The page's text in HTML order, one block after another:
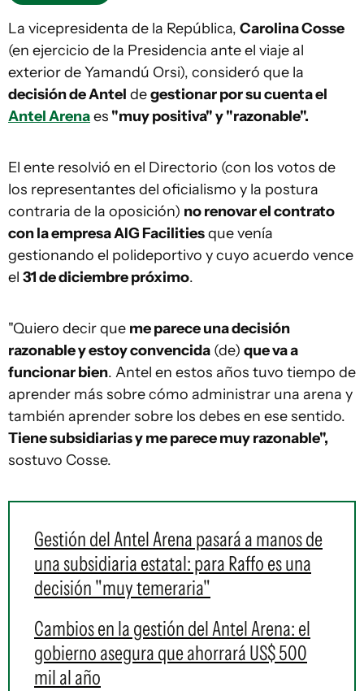
La vicepresidenta de la República, Carolina Cosse
(en ejercicio de la Presidencia ante el viaje al
exterior de Yamandú Orsi), consideró que la
decisión de Antel degestionar por su cuenta el
Antel Arenaes "muy positiva" y "razonable".
El ente resolvió en el Directorio (con los votos de
los representantes del oficialismo y la postura
contraria de la oposición) no renovar el contrato
con la empresa AIG Facilitiesque venía
gestionando el polideportivo y cuyo acuerdo vence
el 31 de diciembre próximo.
"Quiero decir que me parece una decisión
razonable y estoy convencida (de) que va a
funcionar bien. Antel en estos años tuvo tiempo de
aprender más sobre cómo administrar una arena y
también aprender sobre los debes en ese sentido.
Tiene subsidiarias y me parece muy razonable",
sostuvo Cosse.
Gestión del Antel Arena pasará a manos de
una subsidiaria estatal: para Raffo es una
decisión "muy temeraria"
Cambios en la gestión del Antel Arena: el
gobierno asegura que ahorrará US$ 500
mil al año